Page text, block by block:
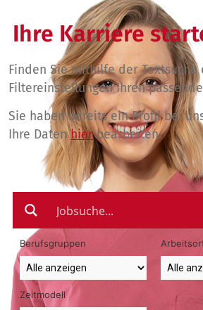
Ihre Karriere
Finden Sie mithilfe der
Filtereinstellungen Ihren
Sie haben bereits ein Profil bei
Ihre Datenhierbearbeiten.
Berufsgruppen
Zeitmodell